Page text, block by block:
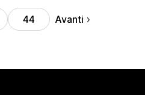
44 Avanti